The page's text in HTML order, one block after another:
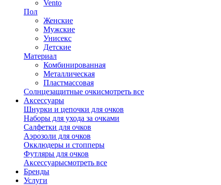
Vento
Пол
Женские
Мужские
Унисекс
Детские
Материал
Комбинированная
Металлическая
Пластмассовая
Солнцезащитные очкисмотреть все
Аксессуары
Шнурки и цепочки для очков
Наборы для ухода за очками
Салфетки для очков
Аэрозоли для очков
Окклюдеры и стопперы
Футляры для очков
Аксессуарысмотреть все
Бренды
Услуги